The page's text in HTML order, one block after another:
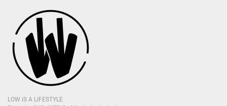
LOW iS A LiFESTYLE